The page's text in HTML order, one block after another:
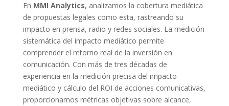
En MMI Analytics, analizamos la cobertura mediática
de propuestas legales como esta, rastreando su
impacto en prensa, radio y redes sociales. La medición
sistemática del impacto mediático permite
comprender el retorno real de la inversión en
comunicación. Con más de tres décadas de
experiencia en la medición precisa del impacto
mediático y cálculo del ROI de acciones comunicativas,
proporcionamos métricas objetivas sobre alcance,